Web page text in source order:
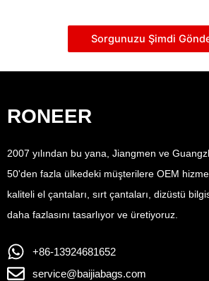
Sorgunuzu Şimdi
RONEER
2007 yılından bu yana, Jiangmen ve
50'den fazla ülkedeki müşterilere OEM
kaliteli el çantaları, sırt çantaları, dizüstü
daha fazlasını tasarlıyor ve üretiyoruz.
+86-13924681652
service@baijiabags.com